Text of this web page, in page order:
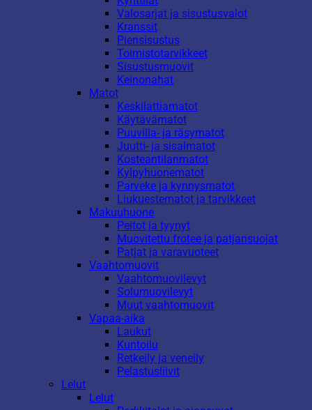
Valosarjat ja sisustusvalot
Kranssit
Piensisustus
Toimistotarvikkeet
Sisustusmuovit
Keinonahat
Matot
Keskilattiamatot
Käytävämatot
Puuvilla- ja räsymatot
Juutti- ja sisalmatot
Kosteantilanmatot
Kylpyhuonematot
Parveke ja kynnysmatot
Liukuestematot ja tarvikkeet
Makuuhuone
Peitot ja tyynyt
Muovitettu frotee ja patjansuojat
Patjat ja varavuoteet
Vaahtomuovit
Vaahtomuovilevyt
Solumuovilevyt
Muut vaahtomuovit
Vapaa-aika
Laukut
Kuntoilu
Retkeily ja veneily
Pelastusliivit
Lelut
Lelut